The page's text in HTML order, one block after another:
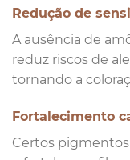
Redução de
A ausência de
reduz riscos de
tornando a
Fortalecimento
Certos